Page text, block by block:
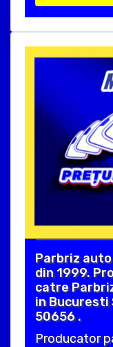
Parbriz auto
din 1999.
catre
in Bucuresti
50656 .
Producator